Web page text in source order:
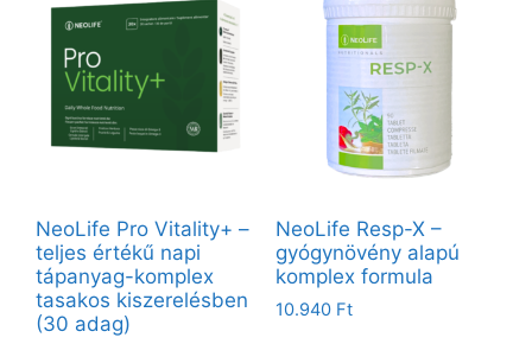
NeoLife Pro Vitality+ –
teljes értékű napi
tápanyag-komplex
tasakos kiszerelésben
(30 adag)
NeoLife Resp-X –
gyógynövény alapú
komplex formula
10.940 Ft